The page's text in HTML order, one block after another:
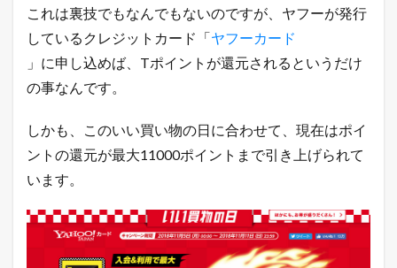
数
を
獲
得
で
き
告
枠
を
完
無
料
供
これは裏技でもなんでもないのですが、ヤフーが発行
しているクレジットカード「ヤフーカード
」に申し込めば、Tポイントが還元されるというだけ
の事なんです。
しかも、このいい買い物の日に合わせて、現在はポイ
ントの還元が最大11000ポイントまで引き上げられて
います。